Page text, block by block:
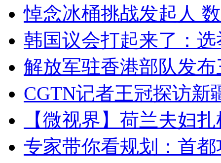
悼念冰桶挑战发起人
韩国议会打起来了：
解放军驻香港部队发
CGTN记者王冠探访新
【微视界】荷兰夫妇
专家带你看规划：首